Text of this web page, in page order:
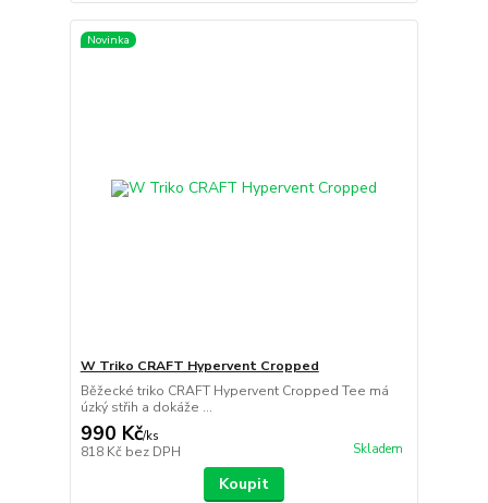
Novinka
W Triko CRAFT Hypervent Cropped
Běžecké triko CRAFT Hypervent Cropped Tee má
úzký střih a dokáže ...
990 Kč/ks
818 Kč bez DPH Skladem
Koupit